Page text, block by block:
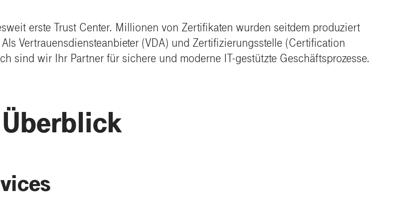
erste Trust Center. Millionen von Zertifikaten wurden seitdem produziert
Vertrauensdiensteanbieter (VDA) und Zertifizierungsstelle (Certification
sind wir Ihr Partner für sichere und moderne IT-gestützte Geschäftsprozesse.